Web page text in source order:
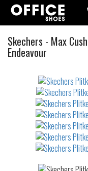
Skechers Plitke
patike
- Max
Endeavour
waterproof
waterrepellent